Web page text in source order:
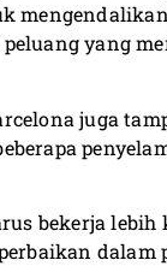
yang
juga
bekerja